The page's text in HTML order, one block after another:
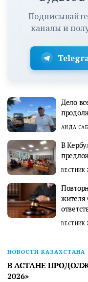
каналы и
Дело
АИДА
В
ВЕСТНИК
жителя
ВЕСТНИК
НОВОСТИ КАЗАХСТАНА
В АСТАНЕ
2026»